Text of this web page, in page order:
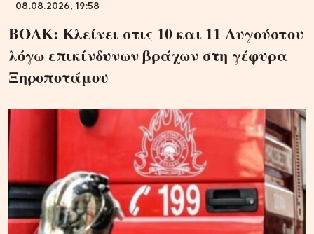
08.08.2026, 19:58
ΒΟΑΚ: Κλείνει στις 10 και 11 Αυγούστου
λόγω επικίνδυνων βράχων στη γέφυρα
Ξηροποτάμου